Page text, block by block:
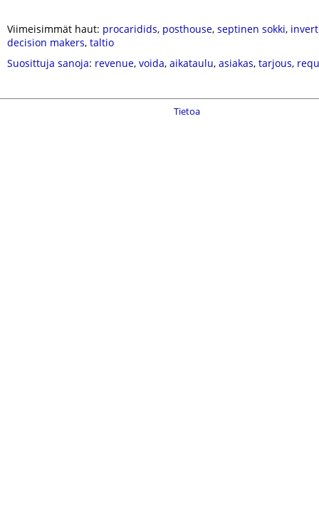
Viimeisimmät haut: procaridids, posthouse, septinen sokki,
decision makers, taltio
Suosittuja sanoja: revenue, voida, aikataulu, asiakas, tarjous,
Tietoa